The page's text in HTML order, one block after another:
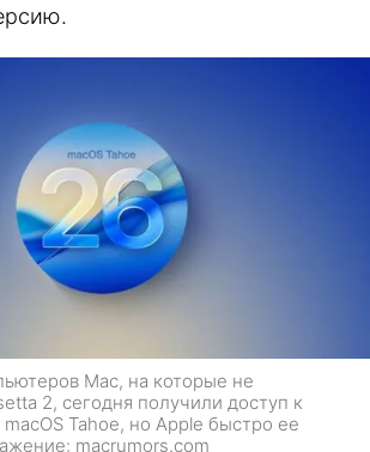
Mac, на которые не
2, сегодня получили доступ к
Tahoe, но Apple быстро ее
macrumors.com